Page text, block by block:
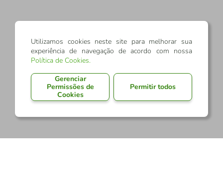
Utilizamos cookies neste site para melhorar sua
experiência de navegação de acordo com nossa
Política de Cookies.
Gerenciar
Permissões de
Cookies
Permitir todos